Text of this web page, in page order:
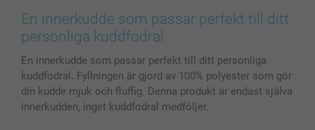
Bilder, Fotoförstoring & Fotohäften
Skal till Mobil & Surfplatta
Fotoalmanackor & Fotoagenda
Fotoramar & Tillbehör
Presentkort
Cookie Policy
Sitemap
Investor Relations
smartgaranti
smartbonus
Status på beställningar
En innerkudde som passar perfekt till ditt
personliga kuddfodral
En innerkudde som passar perfekt till ditt personliga
kuddfodral. Fyllningen är gjord av 100% polyester som gör
din kudde mjuk och fluffig. Denna produkt är endast själva
innerkudden, inget kuddfodral medföljer.